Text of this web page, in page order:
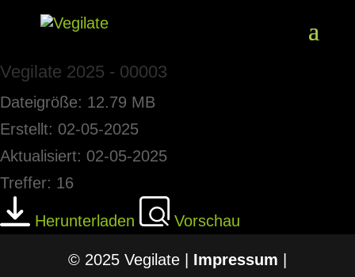
Vegilate 2025 - 00003
Dateigröße: 12.79 MB
Erstellt: 02-05-2025
Aktualisiert: 02-05-2025
Treffer: 16
Herunterladen Vorschau
© 2025 Vegilate | Impressum